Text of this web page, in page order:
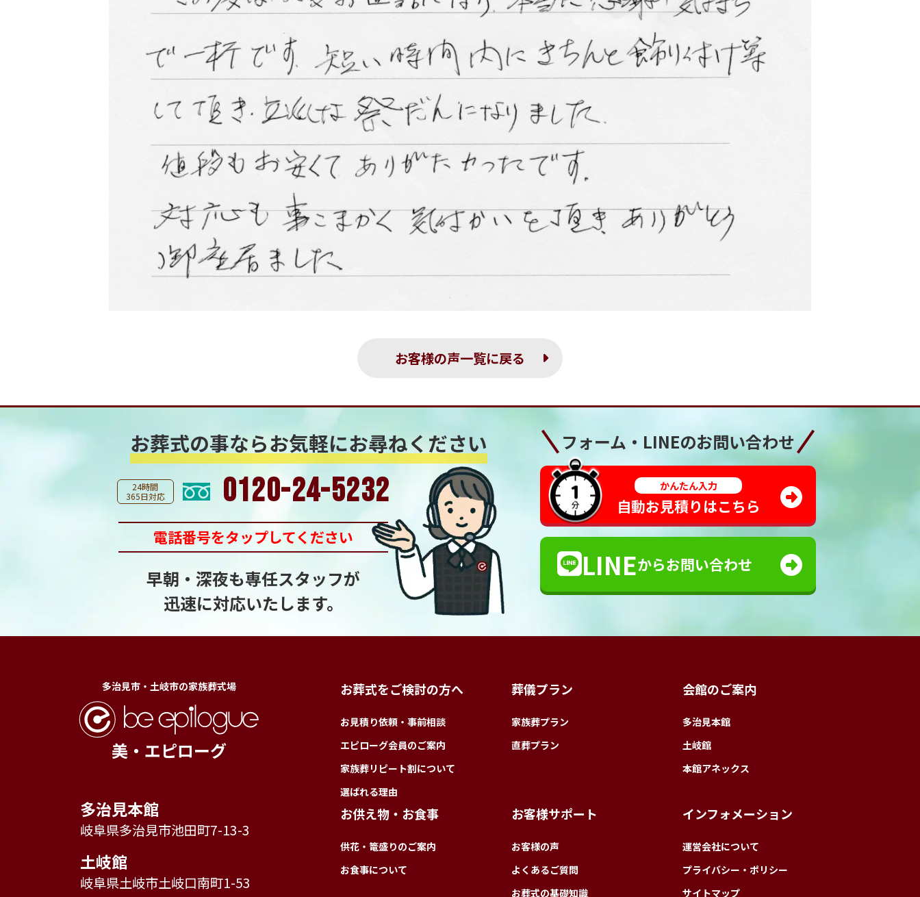
お客様の声一覧に戻る
お葬式の事ならお気軽にお尋ねください
24時間
365日対応
0120-24-5232
電話番号をタップしてください
早朝・深夜も専任スタッフが
迅速に対応いたします。
フォーム・LINEのお問い合わせ
かんたん入力
自動お見積りはこちら
LINEからお問い合わせ
多治見市・土岐市の家族葬式場
美・エピローグ
多治見本館
岐阜県多治見市池田町7-13-3
土岐館
岐阜県土岐市土岐口南町1-53
お葬式をご検討の方へ
お見積り依頼・事前相談
エピローグ会員のご案内
家族葬リピート割について
選ばれる理由
葬儀プラン
家族葬プラン
直葬プラン
会館のご案内
多治見本館
土岐館
本館アネックス
お供え物・お食事
供花・篭盛りのご案内
お食事について
お客様サポート
お客様の声
よくあるご質問
お葬式の基礎知識
インフォメーション
運営会社について
プライバシー・ポリシー
サイトマップ